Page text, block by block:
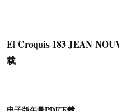
El Croquis 183 JEAN
载